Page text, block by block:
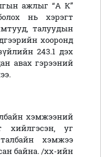
ажлыг “А К”
нь хэрэгт
талуудын
хооронд
243.1 дэх
авах гэрээний
хэмжээний
хийлгэсэн, уг
хэмжээ
байна. /хх-ийн